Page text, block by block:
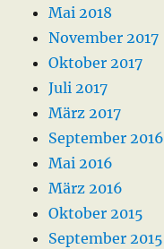
Mai 2018
November 2017
Oktober 2017
Juli 2017
März 2017
September 2016
Mai 2016
März 2016
Oktober 2015
September 2015